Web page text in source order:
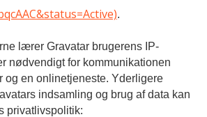
.
lærer Gravatar brugerens IP-
nødvendigt for kommunikationen
og en onlinetjeneste. Yderligere
indsamling og brug af data kan
privatlivspolitik: